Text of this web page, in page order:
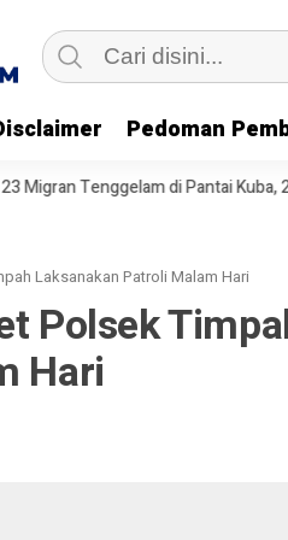
Pedoman
di Pantai Kuba, 2 Orang
Laksanakan Patroli Malam Hari
Polsek
Hari